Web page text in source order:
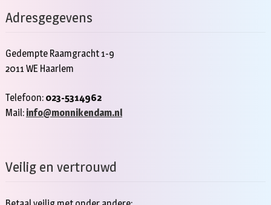
Adresgegevens
Gedempte Raamgracht 1-9
2011 WE Haarlem
Telefoon: 023-5314962
Mail: info@monnikendam.nl
Veilig en vertrouwd